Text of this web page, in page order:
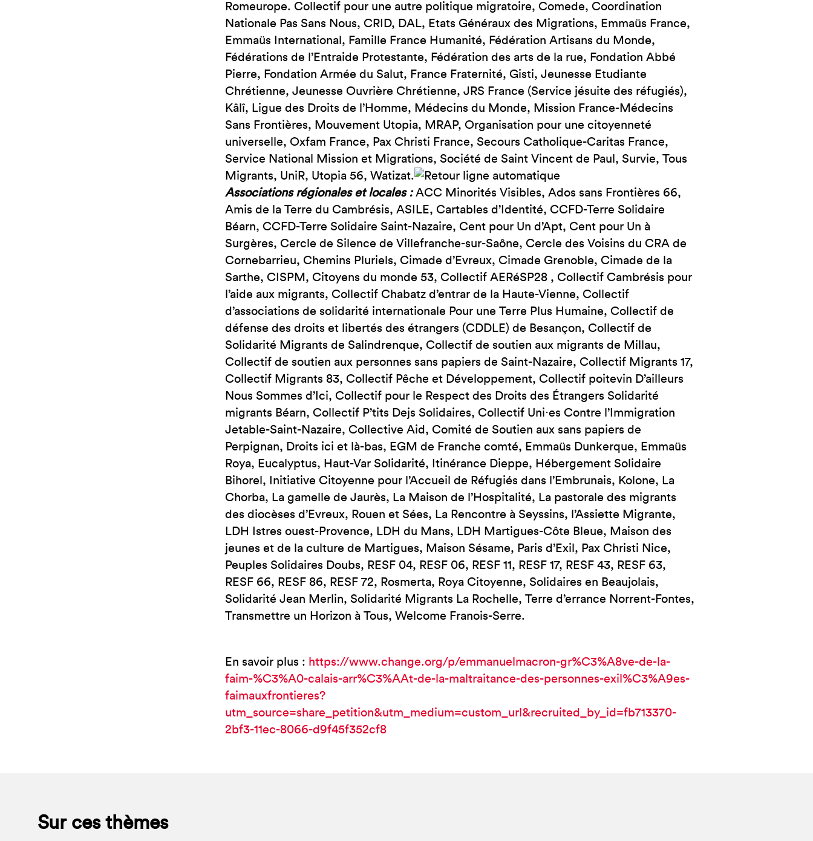
Romeurope. Collectif pour une autre politique migratoire, Comede, Coordination
Nationale Pas Sans Nous, CRID, DAL, Etats Généraux des Migrations, Emmaüs France,
Emmaüs International, Famille France Humanité, Fédération Artisans du Monde,
Fédérations de l’Entraide Protestante, Fédération des arts de la rue, Fondation Abbé
Pierre, Fondation Armée du Salut, France Fraternité, Gisti, Jeunesse Etudiante
Chrétienne, Jeunesse Ouvrière Chrétienne, JRS France (Service jésuite des réfugiés),
Kâlî, Ligue des Droits de l’Homme, Médecins du Monde, Mission France-Médecins
Sans Frontières, Mouvement Utopia, MRAP, Organisation pour une citoyenneté
universelle, Oxfam France, Pax Christi France, Secours Catholique-Caritas France,
Service National Mission et Migrations, Société de Saint Vincent de Paul, Survie, Tous
Migrants, UniR, Utopia 56, Watizat.
Associations régionales et locales :ACC Minorités Visibles, Ados sans Frontières 66,
Amis de la Terre du Cambrésis, ASILE, Cartables d’Identité, CCFD-Terre Solidaire
Béarn, CCFD-Terre Solidaire Saint-Nazaire, Cent pour Un d’Apt, Cent pour Un à
Surgères, Cercle de Silence de Villefranche-sur-Saône, Cercle des Voisins du CRA de
Cornebarrieu, Chemins Pluriels, Cimade d’Evreux, Cimade Grenoble, Cimade de la
Sarthe, CISPM, Citoyens du monde 53, Collectif AERéSP28 , Collectif Cambrésis pour
l’aide aux migrants, Collectif Chabatz d’entrar de la Haute-Vienne, Collectif
d’associations de solidarité internationale Pour une Terre Plus Humaine, Collectif de
défense des droits et libertés des étrangers (CDDLE) de Besançon, Collectif de
Solidarité Migrants de Salindrenque, Collectif de soutien aux migrants de Millau,
Collectif de soutien aux personnes sans papiers de Saint-Nazaire, Collectif Migrants 17,
Collectif Migrants 83, Collectif Pêche et Développement, Collectif poitevin D’ailleurs
Nous Sommes d’Ici, Collectif pour le Respect des Droits des Étrangers Solidarité
migrants Béarn, Collectif P’tits Dejs Solidaires, Collectif Uni⋅es Contre l’Immigration
Jetable-Saint-Nazaire, Collective Aid, Comité de Soutien aux sans papiers de
Perpignan, Droits ici et là-bas, EGM de Franche comté, Emmaüs Dunkerque, Emmaüs
Roya, Eucalyptus, Haut-Var Solidarité, Itinérance Dieppe, Hébergement Solidaire
Bihorel, Initiative Citoyenne pour l’Accueil de Réfugiés dans l’Embrunais, Kolone, La
Chorba, La gamelle de Jaurès, La Maison de l’Hospitalité, La pastorale des migrants
des diocèses d’Evreux, Rouen et Sées, La Rencontre à Seyssins, l’Assiette Migrante,
LDH Istres ouest-Provence, LDH du Mans, LDH Martigues-Côte Bleue, Maison des
jeunes et de la culture de Martigues, Maison Sésame, Paris d’Exil, Pax Christi Nice,
Peuples Solidaires Doubs, RESF 04, RESF 06, RESF 11, RESF 17, RESF 43, RESF 63,
RESF 66, RESF 86, RESF 72, Rosmerta, Roya Citoyenne, Solidaires en Beaujolais,
Solidarité Jean Merlin, Solidarité Migrants La Rochelle, Terre d’errance Norrent-Fontes,
Transmettre un Horizon à Tous, Welcome Franois-Serre.
En savoir plus : https://www.change.org/p/emmanuelmacron-gr%C3%A8ve-de-la-
faim-%C3%A0-calais-arr%C3%AAt-de-la-maltraitance-des-personnes-exil%C3%A9es-
faimauxfrontieres?
utm_source=share_petition&utm_medium=custom_url&recruited_by_id=fb713370-
2bf3-11ec-8066-d9f45f352cf8
Sur ces thèmes